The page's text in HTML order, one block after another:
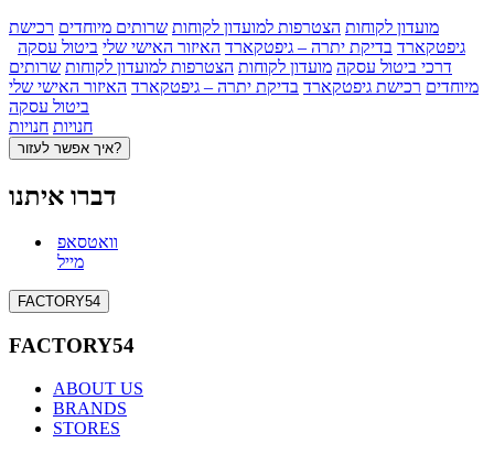
מועדון לקוחות הצטרפות למועדון לקוחות שרותים מיוחדים רכישת
גיפטקארד בדיקת יתרה – גיפטקארד האיזור האישי שלי ביטול עסקה
דרכי ביטול עסקה מועדון לקוחות הצטרפות למועדון לקוחות שרותים
מיוחדים רכישת גיפטקארד בדיקת יתרה – גיפטקארד האיזור האישי שלי
ביטול עסקה
חנויות חנויות
איך אפשר לעזור?
דברו איתנו
וואטסאפ
מייל
FACTORY54
FACTORY54
ABOUT US
BRANDS
STORES